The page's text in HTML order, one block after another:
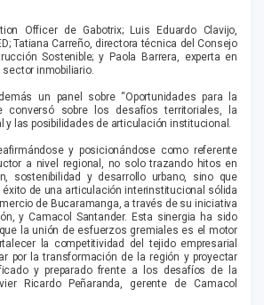
Officer de Gabotrix; Luis Eduardo Clavijo,
Tatiana Carreño, directora técnica del Consejo
Sostenible; y Paola Barrera, experta en
inmobiliario.
un panel sobre “Oportunidades para la
conversó sobre los desafíos territoriales, la
y las posibilidades de articulación institucional.
y posicionándose como referente
a nivel regional, no solo trazando hitos en
sostenibilidad y desarrollo urbano, sino que
de una articulación interinstitucional sólida
de Bucaramanga, a través de su iniciativa
y Camacol Santander. Esta sinergia ha sido
la unión de esfuerzos gremiales es el motor
la competitividad del tejido empresarial
por la transformación de la región y proyectar
y preparado frente a los desafíos de la
Ricardo Peñaranda, gerente de Camacol